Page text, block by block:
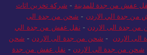
عفش من جدة للمدينة - شركة تخزين اثاث
من جدة الي الاردن - شحن من جدة الى
جدة الى الاردن - نقل عفش من جدة الي
الاردن - شحن من جدة الى الاردن - شحن
شحن من جدة الى الاردن - نقل عفش من جدة